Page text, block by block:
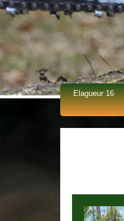
Elagueur 16